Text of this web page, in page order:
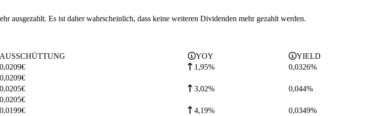
ausgezahlt. Es ist daher wahrscheinlich, dass keine weiteren Dividenden mehr gezahlt werden.
AUSSCHÜTTUNG YOY
YIELD
0,0209€ 1,95% 0,0326%
0,0209€
0,0205€ 3,02% 0,044%
0,0205€
0,0199€ 4,19% 0,0349%